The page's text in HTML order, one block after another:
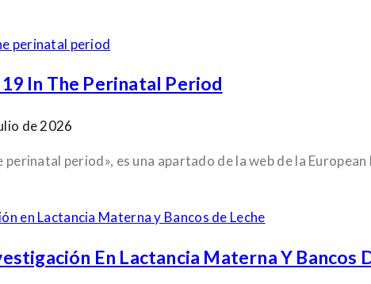
In The Perinatal Period
de 2026
period», es una apartado de la web de la
En Lactancia Materna Y Bancos